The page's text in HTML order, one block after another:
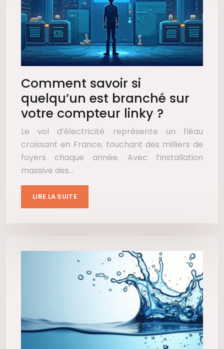
Comment savoir si
quelqu’un est branché sur
votre compteur linky ?
Le vol d’électricité représente un fléau
croissant en France, touchant des milliers de
foyers chaque année. Avec l’installation
massive des…
LIRE LA SUITE